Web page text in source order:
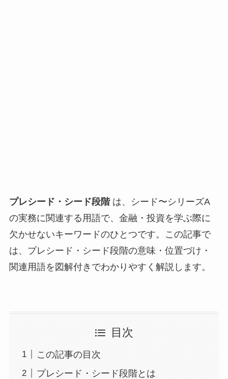
プレシード・シード段階は、シード〜シリーズA
の実務に関連する用語で、金融・投資を学ぶ際に
欠かせないキーワードのひとつです。この記事で
は、プレシード・シード段階の意味・位置づけ・
関連用語を図解付きでわかりやすく解説します。
目次
この記事の目次
プレシード・シード段階とは